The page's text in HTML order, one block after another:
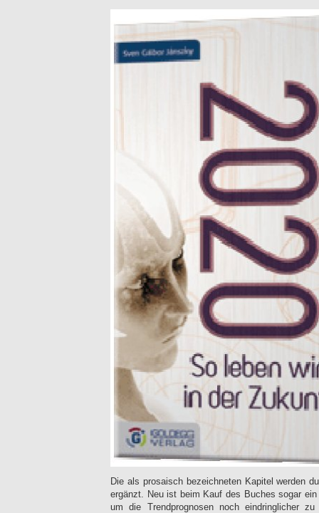
Die als prosaisch bezeichneten Kapitel werden
ergänzt. Neu ist beim Kauf des Buches sogar ein
um die Trendprognosen noch eindringlicher